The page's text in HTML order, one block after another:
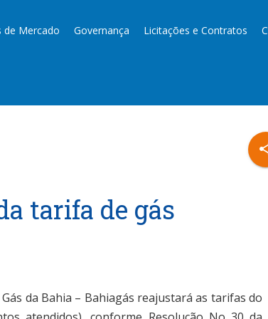
de Mercado Governança Licitações e Contratos
tarifa de gás
da Bahia – Bahiagás reajustará as tarifas do